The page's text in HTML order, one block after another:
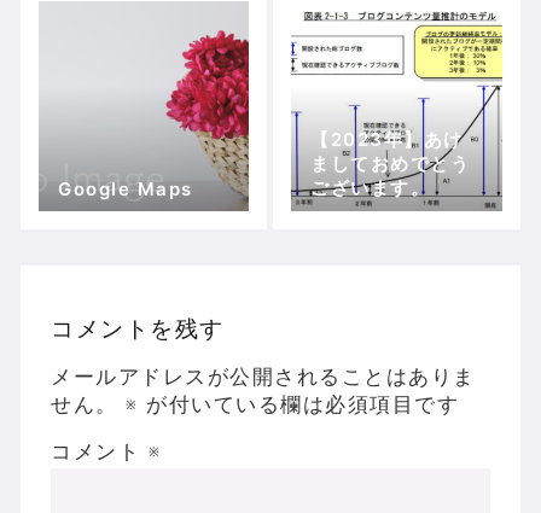
Google Maps
【2023年】あけ
ましておめでとう
ございます。
コメントを残す
メールアドレスが公開されることはありま
せん。
※ が付いている欄は必須項目です
コメント ※